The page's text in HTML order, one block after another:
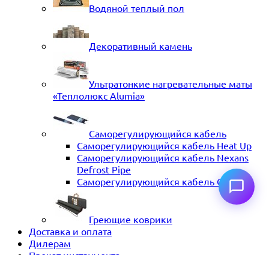
Водяной теплый пол
Декоративный камень
Ультратонкие нагревательные маты
«Теплолюкс Alumia»
Саморегулирующийся кабель
Саморегулирующийся кабель Heat Up
Саморегулирующийся кабель Nexans
Defrost Pipe
Саморегулирующийся кабель ССТ
Греющие коврики
Доставка и оплата
Дилерам